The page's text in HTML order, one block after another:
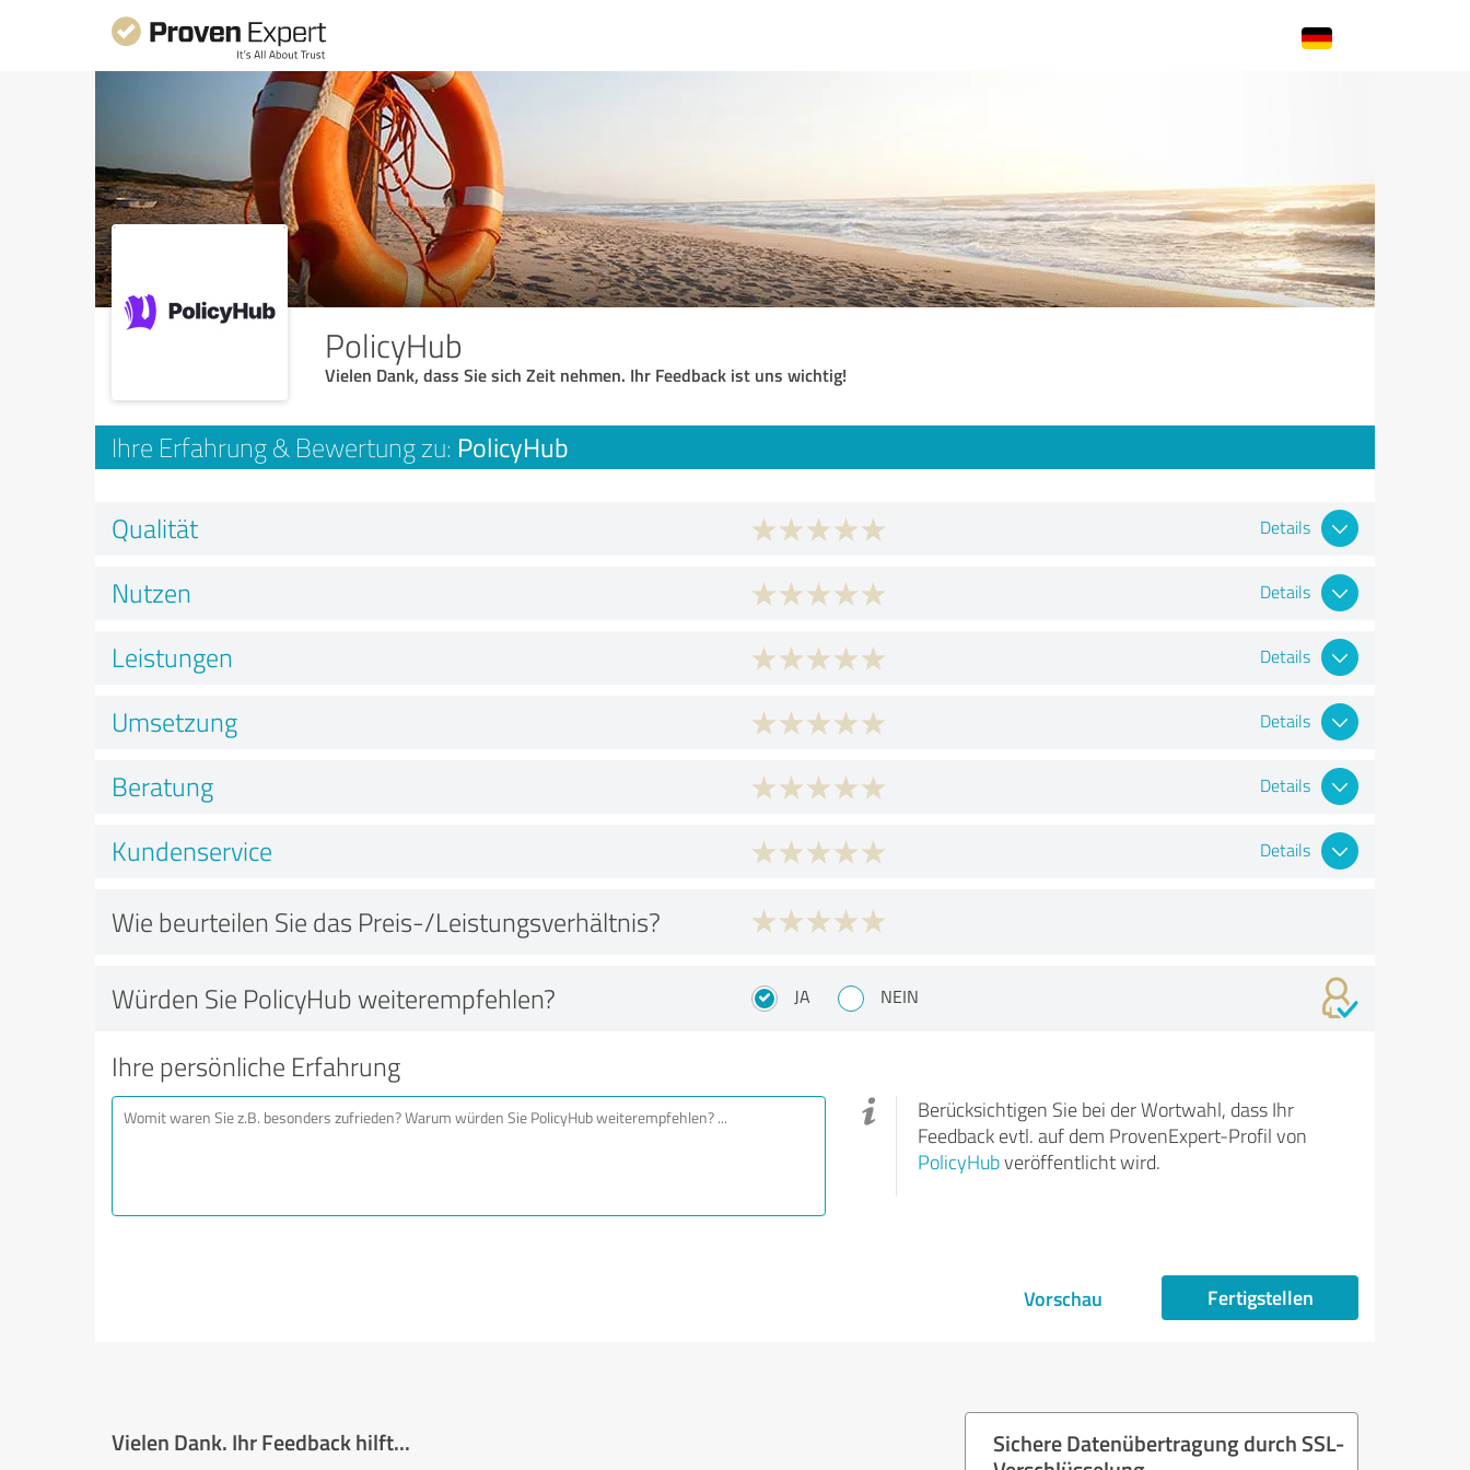
PolicyHub
Vielen Dank, dass Sie sich Zeit nehmen. Ihr Feedback ist uns wichtig!
Ihre Erfahrung & Bewertung zu: PolicyHub
Qualität Details
Nutzen Details
Leistungen Details
Umsetzung Details
Beratung Details
Kundenservice Details
Wie beurteilen Sie das Preis-/Leistungsverhältnis?
Würden Sie PolicyHub weiterempfehlen? JA NEIN
Ihre persönliche Erfahrung
Berücksichtigen Sie bei der Wortwahl, dass Ihr
Feedback evtl. auf dem ProvenExpert-Profil von
PolicyHubveröffentlicht wird.
Vorschau Fertigstellen
Vielen Dank. Ihr Feedback hilft...
Sichere Datenübertragung durch SSL-